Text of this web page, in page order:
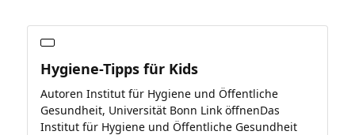
Hygiene-Tipps für Kids
Autoren Institut für Hygiene und Öffentliche
Gesundheit, Universität Bonn Link öffnenDas
Institut für Hygiene und Öffentliche Gesundheit